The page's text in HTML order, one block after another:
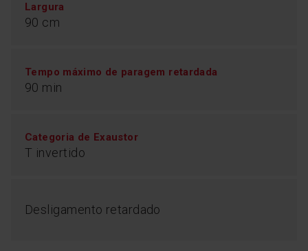
Largura
90 cm
Tempo máximo de paragem retardada
90 min
Categoria de Exaustor
T invertido
Desligamento retardado